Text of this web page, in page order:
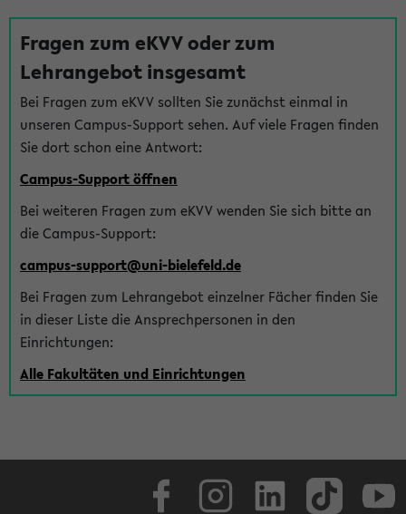
Fragen zum eKVV oder zum
Lehrangebot insgesamt
Bei Fragen zum eKVV sollten Sie zunächst einmal in
unseren Campus-Support sehen. Auf viele Fragen finden
Sie dort schon eine Antwort:
Campus-Support öffnen
Bei weiteren Fragen zum eKVV wenden Sie sich bitte an
die Campus-Support:
campus-support@uni-bielefeld.de
Bei Fragen zum Lehrangebot einzelner Fächer finden Sie
in dieser Liste die Ansprechpersonen in den
Einrichtungen:
Alle Fakultäten und Einrichtungen